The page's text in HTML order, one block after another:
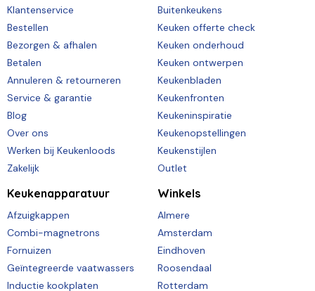
Klantenservice
Bestellen
Bezorgen & afhalen
Betalen
Annuleren & retourneren
Service & garantie
Blog
Over ons
Werken bij Keukenloods
Zakelijk
Buitenkeukens
Keuken offerte check
Keuken onderhoud
Keuken ontwerpen
Keukenbladen
Keukenfronten
Keukeninspiratie
Keukenopstellingen
Keukenstijlen
Outlet
Keukenapparatuur
Afzuigkappen
Combi-magnetrons
Fornuizen
Geïntegreerde vaatwassers
Inductie kookplaten
Winkels
Almere
Amsterdam
Eindhoven
Roosendaal
Rotterdam